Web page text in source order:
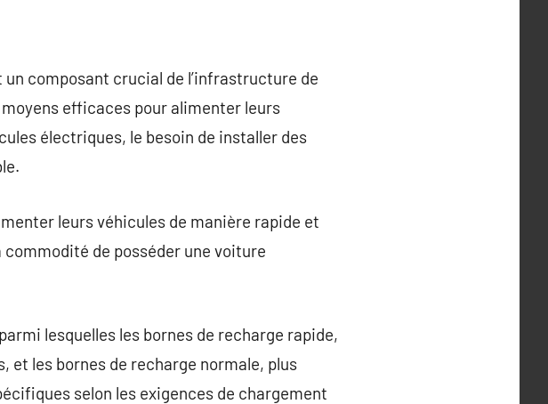
composant crucial de l’infrastructure de
efficaces pour alimenter leurs
électriques, le besoin de installer des
leurs véhicules de manière rapide et
de posséder une voiture
lesquelles les bornes de recharge rapide,
les bornes de recharge normale, plus
selon les exigences de chargement